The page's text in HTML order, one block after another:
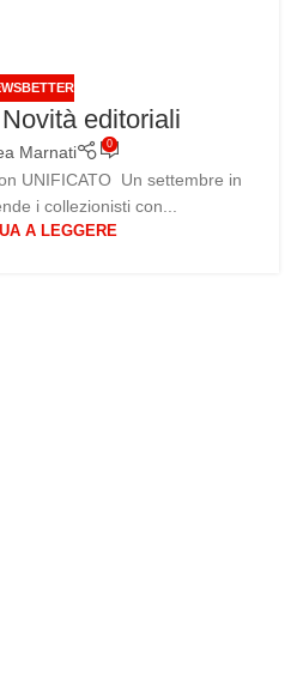
editoriali
Marnati 0
UNIFICATO Un settembre in
i collezionisti con...
A LEGGERE